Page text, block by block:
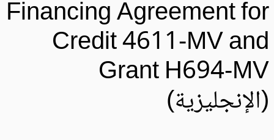
Financing Agreement
Credit 4611-MV
Grant H694-